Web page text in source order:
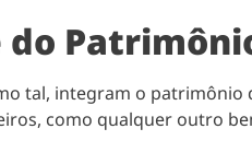
do
tal, integram o
como qualquer outro